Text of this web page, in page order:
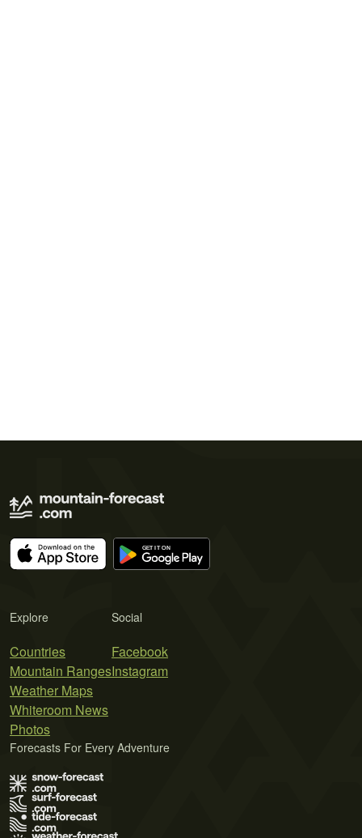
Explore
Countries
Mountain Ranges
Weather Maps
Whiteroom News
Photos
Social
Facebook
Instagram
Forecasts For Every Adventure